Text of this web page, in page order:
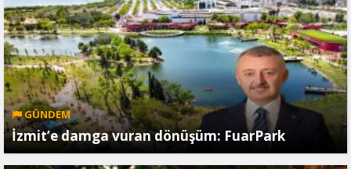
GÜNDEM
İzmit’e damga vuran dönüşüm: FuarPark